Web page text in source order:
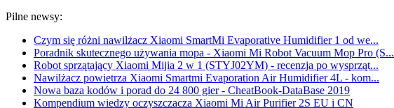
Pilne newsy:
Czym się różni nawilżacz Xiaomi SmartMi Evaporative Humidifier 1 od we...
Poradnik skutecznego używania mopa - Xiaomi Mi Robot Vacuum Mop Pro (S...
Robot sprzątający Xiaomi Mijia 2 w 1 (STYJ02YM) - recenzja po wysprząt...
Nawilżacz powietrza Xiaomi Smartmi Evaporation Air Humidifier 4L - kom...
Nowa baza kodów i porad do 24 800 gier - CheatBook-DataBase 2019
Kompendium wiedzy oczyszczacza Xiaomi Mi Air Purifier 2S EU i CN